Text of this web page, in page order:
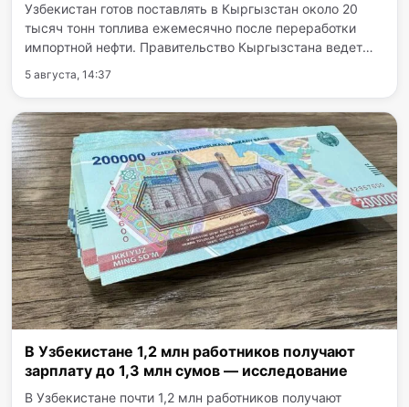
Узбекистан готов поставлять в Кыргызстан около 20
тысяч тонн топлива ежемесячно после переработки
импортной нефти. Правительство Кыргызстана ведет
сообщает издание 24.kg со ссылкой на заявление
5 августа, 14:37
В Узбекистане 1,2 млн работников получают
зарплату до 1,3 млн сумов — исследование
В Узбекистане почти 1,2 млн работников получают